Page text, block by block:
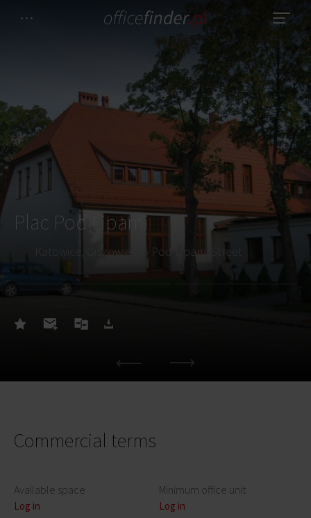
Plac Pod Lipami
Katowice, Giszowiec, 5 Pod Lipami Street
Commercial terms
Available space
Log in
Minimum office unit
Log in